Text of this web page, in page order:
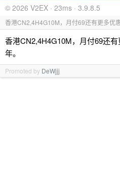
© 2026 V2EX · 23ms · 3.9.8.5
香港CN2,4H4G10M，月付69还有更多优
香港CN2,4H4G10M，月付69还
年。
Promoted by DeWjjj